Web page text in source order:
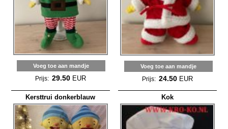
Voeg toe aan mandje
Prijs: 29.50 EUR
Voeg toe aan mandje
Prijs: 24.50 EUR
Kersttrui donkerblauw Kok